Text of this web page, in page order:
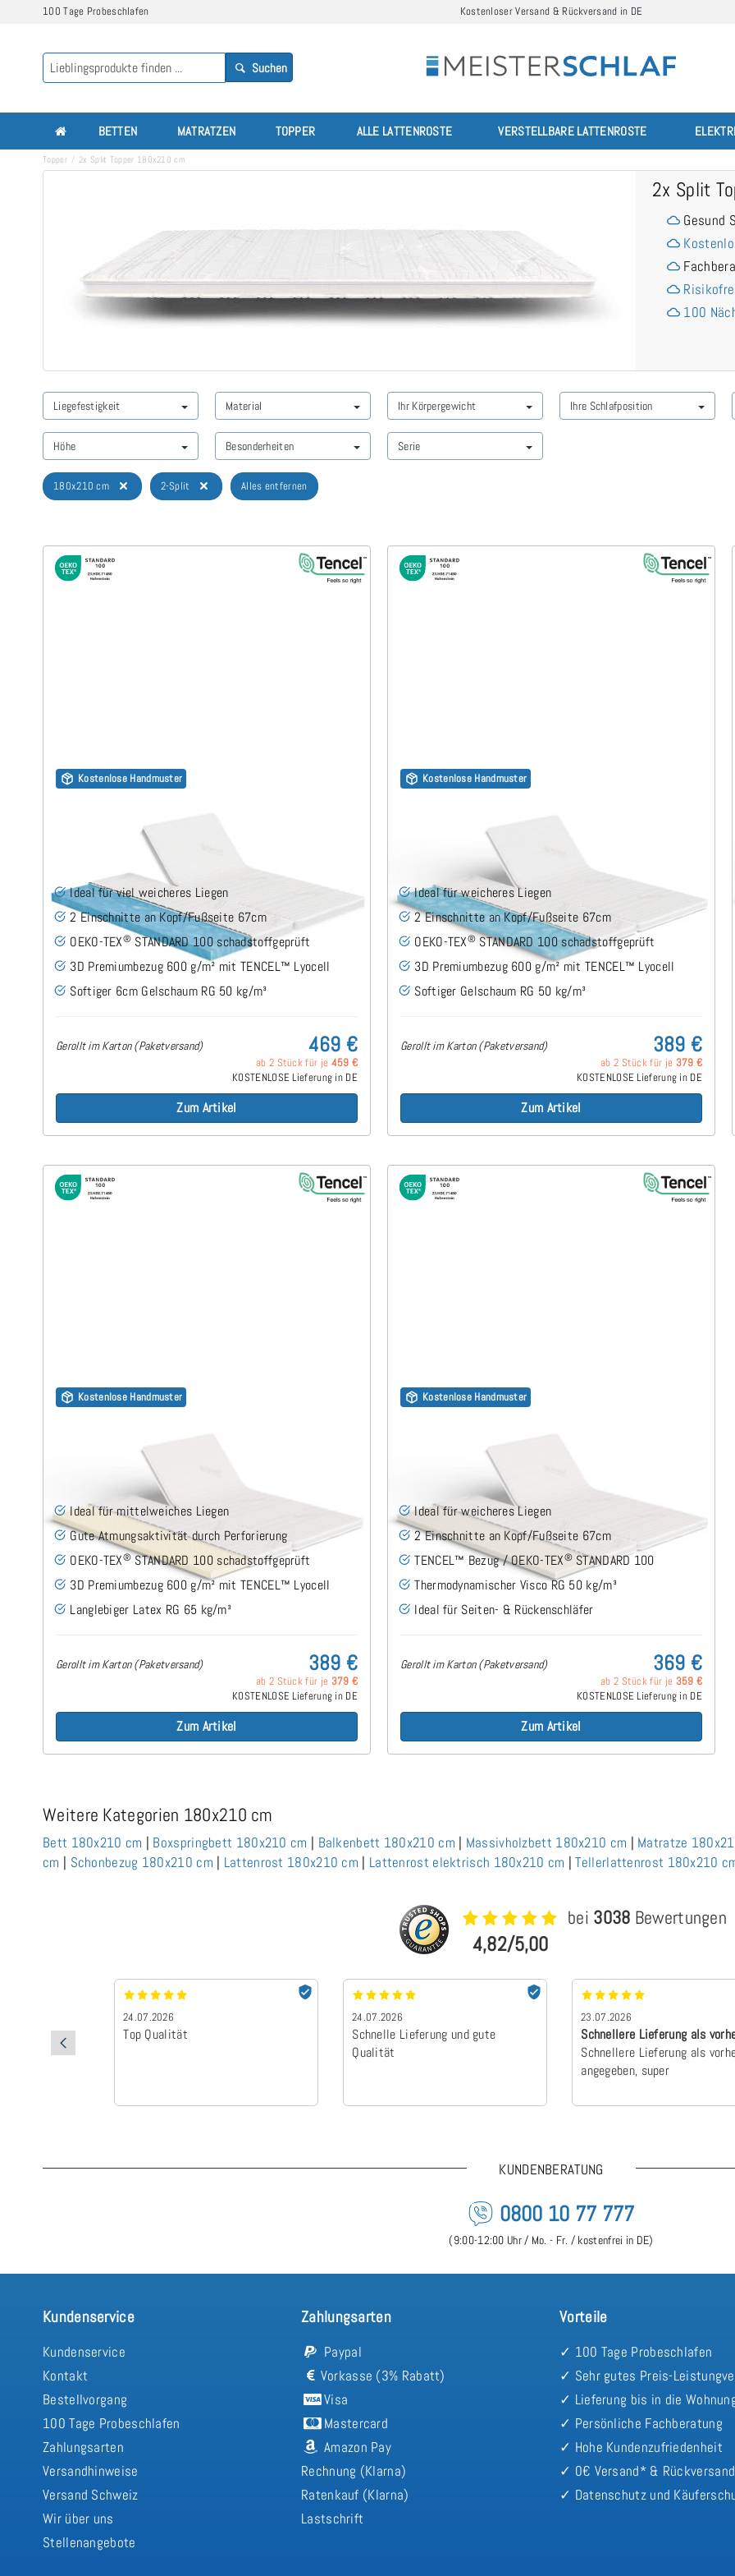
100 Tage Probeschlafen Kostenloser Versand & Rückversand in DE
Suchen
BETTEN MATRATZEN TOPPER ALLE LATTENROSTE VERSTELLBARE LATTENROSTE
Topper 2x Split Topper 180x210 cm
2x Split
Gesund
100
Liegefestigkeit Material Ihr Körpergewicht Ihre Schlafposition
Höhe Besonderheiten Serie
180x210 cm 2-Split Alles entfernen
Kostenlose Handmuster
Gelschaum RG50 (TENCEL™ Lyocell 3D) 9cm Split
Topper 180x210 cm
Ideal für viel weicheres Liegen
2 Einschnitte an Kopf/Fußseite 67cm
OEKO-TEX® STANDARD 100 schadstoffgeprüft
3D Premiumbezug 600 g/m² mit TENCEL™ Lyocell
Softiger 6cm Gelschaum RG 50 kg/m³
Gerollt im Karton (Paketversand) 469 €
ab 2 Stück für je 459 €
KOSTENLOSE Lieferung in DE
Zum Artikel
Kostenlose Handmuster
Gelschaum RG50 (TENCEL™ Lyocell 3D) 7cm Split
Topper 180x210 cm
Ideal für weicheres Liegen
2 Einschnitte an Kopf/Fußseite 67cm
OEKO-TEX® STANDARD 100 schadstoffgeprüft
3D Premiumbezug 600 g/m² mit TENCEL™ Lyocell
Softiger Gelschaum RG 50 kg/m³
Gerollt im Karton (Paketversand) 389 €
ab 2 Stück für je 379 €
KOSTENLOSE Lieferung in DE
Zum Artikel
Kostenlose Handmuster
Latex RG65 (TENCEL™ Lyocell 3D) 7cm Split Topper
180x210
Ideal für mittelweiches Liegen
Gute Atmungsaktivität durch Perforierung
OEKO-TEX® STANDARD 100 schadstoffgeprüft
3D Premiumbezug 600 g/m² mit TENCEL™ Lyocell
Langlebiger Latex RG 65 kg/m³
Gerollt im Karton (Paketversand) 389 €
ab 2 Stück für je 379 €
KOSTENLOSE Lieferung in DE
Zum Artikel
Kostenlose Handmuster
Visco RG50 (TENCEL™ Lyocell 3D) 7cm Split Topper
180x210 cm
Ideal für weicheres Liegen
2 Einschnitte an Kopf/Fußseite 67cm
TENCEL™ Bezug / OEKO-TEX®STANDARD 100
Thermodynamischer Visco RG 50 kg/m³
Ideal für Seiten- & Rückenschläfer
Gerollt im Karton (Paketversand) 369 €
ab 2 Stück für je 359 €
KOSTENLOSE Lieferung in DE
Zum Artikel
Weitere Kategorien 180x210 cm
Bett 180x210 cm | Boxspringbett 180x210 cm | Balkenbett 180x210 cm | Massivholzbett 180x210 cm | Matratze
cm | Schonbezug 180x210 cm | Lattenrost 180x210 cm | Lattenrost elektrisch 180x210 cm |Tellerlattenrost 180x210
4,82/5,00
bei 3038 Bewertungen
24.07.2026
Top Qualität
24.07.2026
Schnelle Lieferung und gute
Qualität
23.07.2026
Schnellere Lieferung als
angegebe…
Schnellere Lieferung als
angegeben, super
KUNDENBERATUNG
0800 10 77 777
(9:00-12:00 Uhr / Mo. - Fr. / kostenfrei in DE)
Kundenservice
Kundenservice
Kontakt
Bestellvorgang
100 Tage Probeschlafen
Zahlungsarten
Versandhinweise
Versand Schweiz
Wir über uns
Stellenangebote
Zahlungsarten
Paypal
Vorkasse (3% Rabatt)
Visa
Mastercard
Amazon Pay
Rechnung (Klarna)
Ratenkauf (Klarna)
Lastschrift
Vorteile
✓ 100 Tage Probeschlafen
✓ Sehr gutes Preis-
✓ Lieferung bis in die
✓ Persönliche Fachberatung
✓ Hohe Kundenzufriedenheit
✓ 0€ Versand* & Rückversand
✓ Datenschutz und